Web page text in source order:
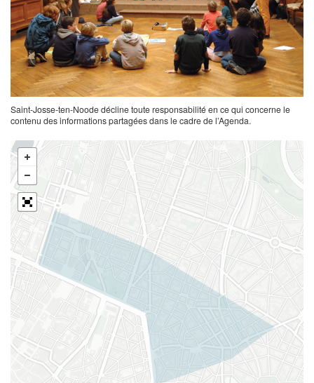
Saint-Josse-ten-Noode décline toute responsabilité en ce qui concerne le
contenu des informations partagées dans le cadre de l’Agenda.